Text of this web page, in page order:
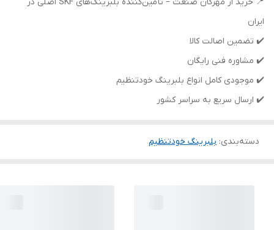
ایران
✔️ تضمین اصالت کالا
✔️ مشاوره فنی رایگان
✔️ موجودی کامل انواع بلبرینگ خودتنظیم
✔️ ارسال سریع به سراسر کشور
دسته‌بندی: بلبرینگ خودتنظیم